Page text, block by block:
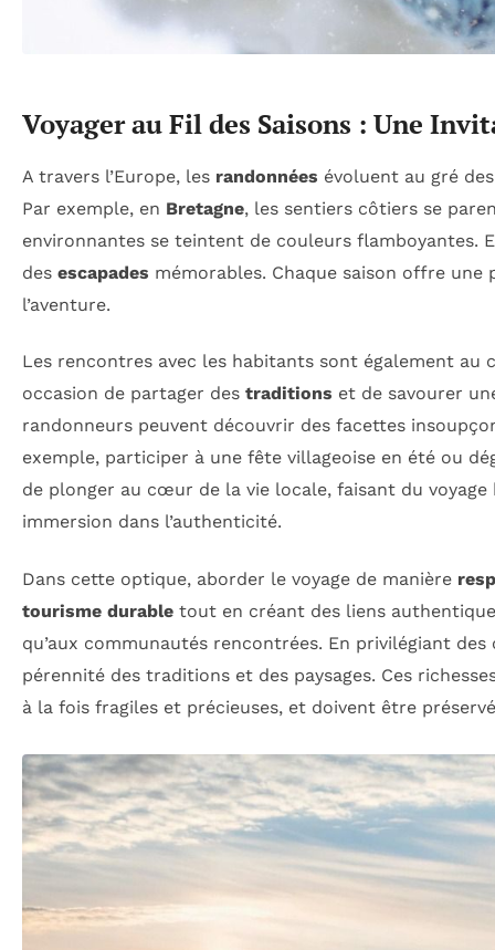
Voyager au Fil des Saisons : Une
A travers l’Europe, les randonnées évoluent au gré
Par exemple, en Bretagne, les sentiers côtiers se
environnantes se teintent de couleurs flamboyantes.
des escapades mémorables. Chaque saison offre une
l’aventure.
Les rencontres avec les habitants sont également
occasion de partager des traditions et de savourer
randonneurs peuvent découvrir des facettes
exemple, participer à une fête villageoise en été ou
de plonger au cœur de la vie locale, faisant du voyage
immersion dans l’authenticité.
Dans cette optique, aborder le voyage de manière
tourisme durable tout en créant des liens
qu’aux communautés rencontrées. En privilégiant
pérennité des traditions et des paysages. Ces
à la fois fragiles et précieuses, et doivent être